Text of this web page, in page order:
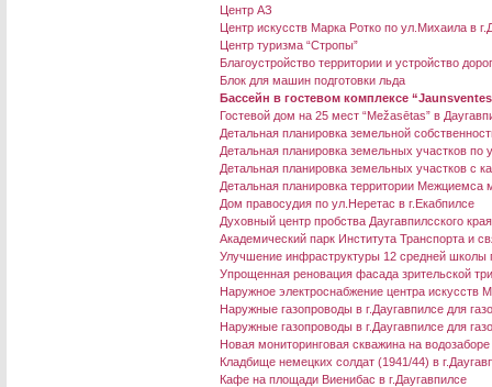
Центр АЗ
Центр искусств Марка Ротко по ул.Михаила в
Центр туризма “Стропы”
Благоустройство территории и устройство
Блок для машин подготовки льда
Бассейн в гостевом комплексе
Гостевой дом на 25 мест “Mežasētas” в
Детальная планировка земельной
Детальная планировка земельных участков по
Детальная планировка земельных участков с
Детальная планировка территории Межциемса
Дом правосудия по ул.Неретас в г.Екабпилсе
Духовный центр пробства Даугавпилсского
Академический парк Института Транспорта и
Улучшение инфраструктуры 12 средней
Упрощенная реновация фасада зрительской
Наружное электроснабжение центра искусств
Наружные газопроводы в г.Даугавпилсе для
Наружные газопроводы в г.Даугавпилсе для
Новая мониторинговая скважина на
Кладбище немецких солдат (1941/44) в
Кафе на площади Виенибас в г.Даугавпилсе